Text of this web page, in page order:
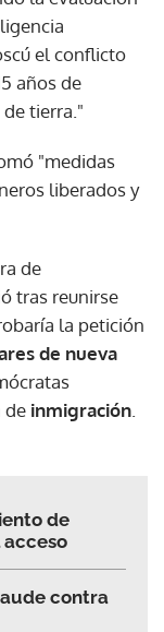
el conflicto
años de
tierra."
"medidas
liberados y
de
tras reunirse
la petición
de nueva
de inmigración.
de
contra